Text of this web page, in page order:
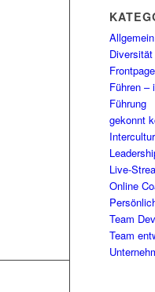
Allgemein
Führen –
Führung
gekonnt
Live-
Online
Team
Team